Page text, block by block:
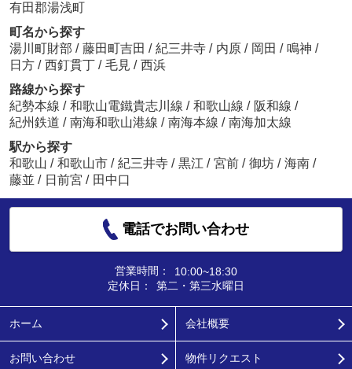
有田郡湯浅町
町名から探す
湯川町財部 / 藤田町吉田 / 紀三井寺 / 内原 / 岡田 / 鳴神 /
日方 / 西釘貫丁 / 毛見 / 西浜
路線から探す
紀勢本線 / 和歌山電鐵貴志川線 / 和歌山線 / 阪和線 /
紀州鉄道 / 南海和歌山港線 / 南海本線 / 南海加太線
駅から探す
和歌山 / 和歌山市 / 紀三井寺 / 黒江 / 宮前 / 御坊 / 海南 /
藤並 / 日前宮 / 田中口
電話でお問い合わせ
営業時間：
10:00~18:30
定休日：
第二・第三水曜日
ホーム 会社概要
お問い合わせ 物件リクエスト